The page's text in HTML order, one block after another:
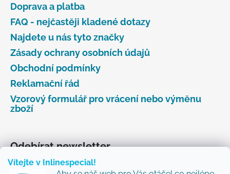
Vítejte v Inlinespecial!
Doprava a platba
FAQ - nejčastěji kladené dotazy
Najdete u nás tyto značky
Zásady ochrany osobních údajů
Obchodní podmínky
Reklamační řád
Vzorový formulář pro vrácení nebo výměnu
zboží
Odebírat newsletter
Vložte svůj e-mail a my vám budeme zasílat informace